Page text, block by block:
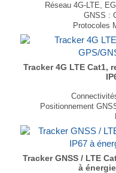
Réseau 4G-LTE,
GNSS :
Protocoles
Positionnement
Rechargement
Dimensions
Tracker 4G LTE Cat1,
Positionnement
Surveillance
Tracker GNSS / LTE
à